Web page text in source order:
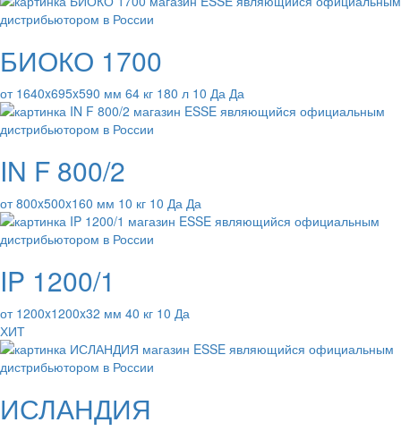
БИОКО 1700
от 1640x695x590 мм 64 кг 180 л 10 Да Да
IN F 800/2
от 800x500x160 мм 10 кг 10 Да Да
IP 1200/1
от 1200x1200x32 мм 40 кг 10 Да
ХИТ
ИСЛАНДИЯ